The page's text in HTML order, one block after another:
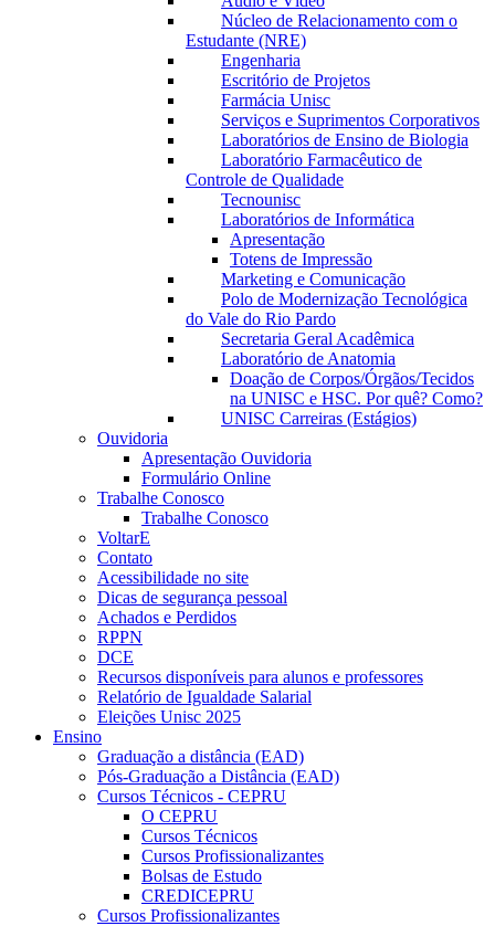
Núcleo de Relacionamento com o
Estudante (NRE)
Engenharia
Escritório de Projetos
Farmácia Unisc
Serviços e Suprimentos Corporativos
Laboratórios de Ensino de Biologia
Laboratório Farmacêutico de
Controle de Qualidade
Tecnounisc
Laboratórios de Informática
Apresentação
Totens de Impressão
Marketing e Comunicação
Polo de Modernização Tecnológica
do Vale do Rio Pardo
Secretaria Geral Acadêmica
Laboratório de Anatomia
Doação de Corpos/Órgãos/Tecidos
na UNISC e HSC. Por quê? Como?
UNISC Carreiras (Estágios)
Ouvidoria
Apresentação Ouvidoria
Formulário Online
Trabalhe Conosco
Trabalhe Conosco
VoltarE
Contato
Acessibilidade no site
Dicas de segurança pessoal
Achados e Perdidos
RPPN
DCE
Recursos disponíveis para alunos e professores
Relatório de Igualdade Salarial
Eleições Unisc 2025
Ensino
Graduação a distância (EAD)
Pós-Graduação a Distância (EAD)
Cursos Técnicos - CEPRU
O CEPRU
Cursos Técnicos
Cursos Profissionalizantes
Bolsas de Estudo
CREDICEPRU
Cursos Profissionalizantes